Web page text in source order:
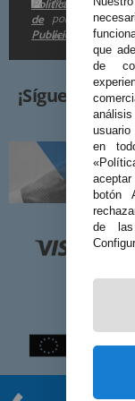
por e-mail.
en la
Política
de
Publicidad
¡Síguenos!
que
de
en
botón
de